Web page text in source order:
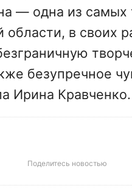
— одна из самых
области, в своих
безупречное
Ирина Кравченко.
Поделитесь новостью